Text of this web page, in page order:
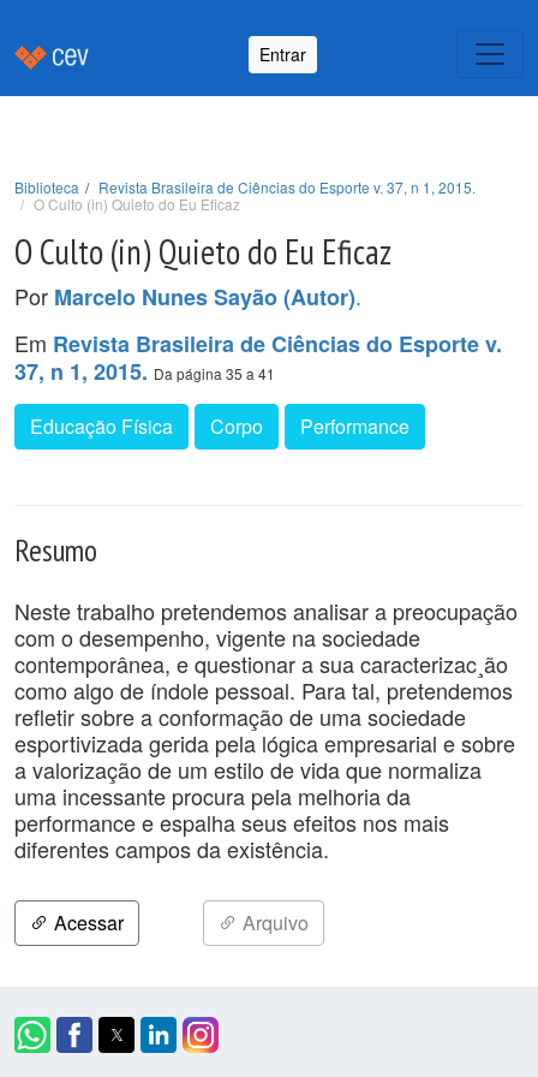
Entrar
Biblioteca
Revista Brasileira de Ciências do Esporte v. 37, n 1, 2015.
O Culto (in) Quieto do Eu Eficaz
O Culto (in) Quieto do Eu Eficaz
Por Marcelo Nunes Sayão (Autor).
Em Revista Brasileira de Ciências do Esporte v.
37, n 1, 2015. Da página 35 a 41
Educação Física Corpo Performance
Resumo
Neste trabalho pretendemos analisar a preocupação
com o desempenho, vigente na sociedade
contemporânea, e questionar a sua caracterizac¸ão
como algo de índole pessoal. Para tal, pretendemos
refletir sobre a conformação de uma sociedade
esportivizada gerida pela lógica empresarial e sobre
a valorização de um estilo de vida que normaliza
uma incessante procura pela melhoria da
performance e espalha seus efeitos nos mais
diferentes campos da existência.
Acessar Arquivo